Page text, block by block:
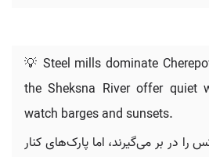
💡 Steel mills dominate
the Sheksna River offer quiet
watch barges and sunsets.
را در بر می‌گیرند، اما پارک‌های کنار